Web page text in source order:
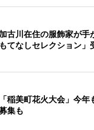
加古川在住の服飾家が手
もてなしセレクション」
「稲美町花火大会」今
集も